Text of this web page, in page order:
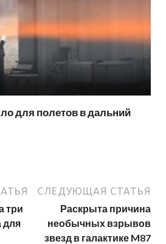
для полетов в дальний
три
для
СЛЕДУЮЩАЯ СТАТЬЯ
Раскрыта причина
необычных взрывов
звезд в галактике M87